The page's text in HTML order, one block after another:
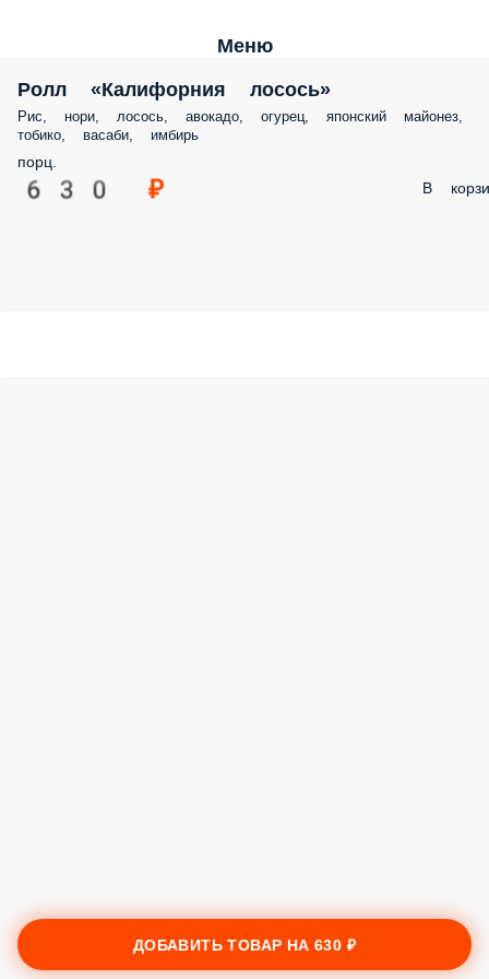
Меню
Ролл «Калифорния лосось»
Рис, нори, лосось, авокадо, огурец, японский майонез,
тобико, васаби, имбирь
порц.
630 ₽ В
ДОБАВИТЬ ТОВАР НА630 ₽